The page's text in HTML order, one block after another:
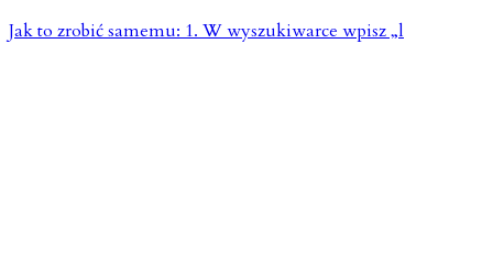
Jak to zrobić samemu: 1. W wyszukiwarce wpisz „l